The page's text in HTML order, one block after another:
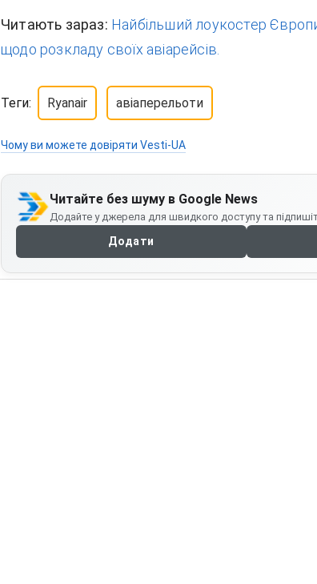
Читають зараз: Найбільший лоукостер
щодо розкладу своїх авіарейсів.
Теги: Ryanair авіаперельоти
Чому ви можете довіряти Vesti-UA
Читайте без шуму в Google News
Додайте у джерела для швидкого доступу та
Додати